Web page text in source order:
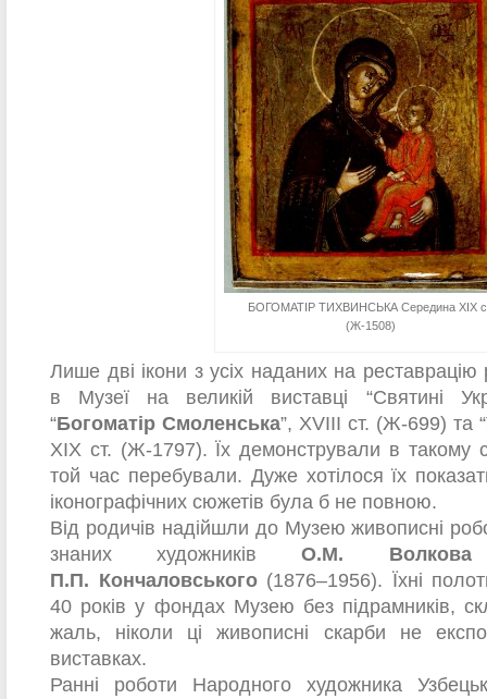
БОГОМАТІР ТИХВИНСЬКА Середина ХІХ
(Ж-1508)
Лише дві ікони з усіх наданих на
в Музеї на великій виставці “Святині
“Богоматір Смоленська”, XVIII ст. (Ж-699) та “
ХІХ ст. (Ж-1797). Їх демонстрували в такому
той час перебували. Дуже хотілося їх
іконографічних сюжетів була б не повною.
Від родичів надійшли до Музею живописні
знаних художниківО.М. Волкова
П.П. Кончаловського(1876–1956). Їхні
40 років у фондах Музею без підрамників,
жаль, ніколи ці живописні скарби не
виставках.
Ранні роботи Народного художника